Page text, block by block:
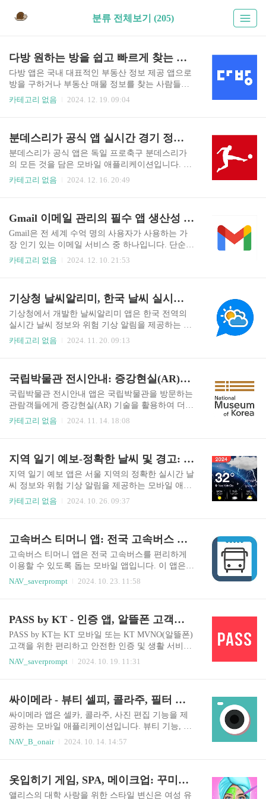
분류 전체보기 (205)
다방 원하는 방을 쉽고 빠르게 찾는 부동산 앱
다방 앱은 국내 대표적인 부동산 정보 제공 앱으로
방을 구하거나 부동산 매물 정보를 찾는 사람들에
게 편리하고 다양한 기능을 제공합니다. 직관적인
시각 자료를 통해 실제 매물의 상태를 보다 정확하
게 파악하는 데 도움을 줍니다. 뿐만 아니라 다방
앱은 단순한 매물 정보 검색을 넘어 다양한 부가 기
능을 제공하여 사용자 경험을 향상시키고 있습니
다. 예를 들어 실시간 채팅 기능을 통해 부동산 중
해 원하는 매물을 놓치지 않고 효율적으로 관리할
수 있습니다. 또한 주변 지역의 부동..
카테고리 없음 2024. 12. 19. 09:04
분데스리가 공식 앱 실시간 경기 정보 통계 뉴스 완벽 가이드
분데스리가 공식 앱은 독일 프로축구 분데스리가
의 모든 것을 담은 모바일 애플리케이션입니다. 실
시간 경기 중계는 물론이고 경기 결과 선수 통계 하
게 느낄 수 있도록 다양한 기능과 풍부한 콘텐츠를
제공합니다. 선호하는 팀을 선택하여 맞춤형 뉴스
와 알림을 받아볼 수 있으며 경기 일정을 미리 확인
하고 알림 설정을 통해 경기 시작 시간을 놓치지 않
도록 도와줍니다. 경기 중에는 실시간 점수 변화와
수들의 상세 통계를 제공하여 각 선수의 능력과 활
약상을 꼼꼼하게 분석하고 비교..
카테고리 없음 2024. 12. 16. 20:49
Gmail 이메일 관리의 필수 앱 생산성 향상을 위한 최고의 선택
Gmail은 전 세계 수억 명의 사용자가 사용하는 가
장 인기 있는 이메일 서비스 중 하나입니다. 단순한
이메일 전송과 수신을 넘어 강력한 기능들을 제공
친화적인 인터페이스와 다양한 기능들을 통해 효
율적인 이메일 관리를 지원합니다. Gmail 앱을 사
용하면 언제 어디서든 중요한 이메일을 빠르게 확
인하고 답장할 수 있으며 첨부파일을 손쉽게 관리
하고 일정을 효과적으로 관리할 수 있습니다. 또한
앱은 단순한 이메일 관리 도구를 넘어 효율적인 업
무 환경을 조성하는 데 중요한 역..
카테고리 없음 2024. 12. 10. 21:53
기상청 날씨알리미, 한국 날씨 실시간 정보와 위험 기상 알림
기상청에서 개발한 날씨알리미 앱은 한국 전역의
실시간 날씨 정보와 위험 기상 알림을 제공하는 모
바일 애플리케이션입니다. 이 앱은 사용자에게 정
만 아니라, 사용자가 원하는 지역의 날씨 정보를 선
택적으로 제공합니다. 또한, 시간대별, 주간, 월간
날씨 예보를 제공하며, 강수량, 기온, 풍속, 습도,
자외선 지수 등 다양한 기상 정보를 제공합니다.특
히, 위험 기상 상황 발생 시, 앱을 통해 실시간으로
앱은 사용자에게 필요한 정보와 안전 수칙을 제공
하며, 재해 예방에 도..
카테고리 없음 2024. 11. 20. 09:13
국립박물관 전시안내: 증강현실(AR)과 함께 떠나는 박물관 여행
국립박물관 전시안내 앱은 국립박물관을 방문하는
관람객들에게 증강현실(AR) 기술을 활용하여 더욱
풍성하고 몰입감 넘치는 전시 관람 경험을 제공합
있도록 돕습니다. 특히 증강현실 기능을 통해 유물
을 실제로 보는 듯한 생동감을 느낄 수 있으며, 전
시에 대한 이해도를 높이고, 교육적 효과를 극대화
합니다. 또한, 앱을 통해 박물관 내 편의 시설 정보,
전시 일정, 관람 안내 등 유용한 정보를 얻을 수 있
시안내 앱은 국립중앙박물관, 국립고궁박물관, 국
립민속박물관 등 ..
카테고리 없음 2024. 11. 14. 18:08
지역 일기 예보-정확한 날씨 및 경고: 서울 날씨 실시간 확인 및 위험 기상 알림
지역 일기 예보 앱은 서울 지역의 정확한 실시간 날
씨 정보와 위험 기상 알림을 제공하는 모바일 애플
리케이션입니다. 이 앱은 사용자에게 필요한 날씨
시간별 예보, 일별 예보, 주간 예보 등 다양한 날씨
정보를 확인할 수 있습니다. 또한, 강풍, 폭우, 폭설
등 위험 기상 상황 발생 시 푸시 알림을 통해 신속
뿐만 아니라, 앱은 사용자의 위치 정보를 기반으로
인할 수 있습니다.기본 정보지역 일기 예보 앱은 서
울 지역의 날..
카테고리 없음 2024. 10. 26. 09:37
고속버스 티머니 앱: 전국 고속버스 예매, 결제, 탑승, 한 번에 해결!
고속버스 티머니 앱은 전국 고속버스를 편리하게
이용할 수 있도록 돕는 모바일 앱입니다. 이 앱은
고속버스 예매, 결제, 탑승까지 한 번에 처리할 수
있어 종이 승차권 없이 간편하게 고속버스를 이용
사람들에게 유용한 앱입니다. 고속버스 티머니 앱
은 전국고속버스조합(KOBUS)과 전국여객자동차
터미널사업자협회(이지티켓)의 공식 앱으로 신뢰
티머니 앱은 사용자 편의를 위해 다양한 기능을 제
좌석을 선택할 수 있습니다. 또한, 모바일 결제 기
능을 통해 간편하게 결제를 진행할 ..
NAV_saverprompt 2024. 10. 23. 11:58
PASS by KT - 인증 앱, 알뜰폰 고객을 위한 필수 앱
PASS by KT는 KT 모바일 또는 KT MVNO(알뜰폰)
고객을 위한 편리하고 안전한 인증 및 생활 서비스
앱입니다. 휴대폰 인증, 결제, 운전면허증 및 주민
등록증 모바일 확인, 전자서명 인증, 금융상품 비교
한 인증 앱을 넘어 사용자의 금융 생활을 지원하는
종합적인 플랫폼으로 발전하고 있습니다. 앱을 통
해 다양한 금융 상품 비교 및 추천 서비스를 제공하
있습니다.PASS by KT는 KT 통신 네트워크 기반의
사용자 친화적인 인터페이스를 통해 누구나 쉽고 ..
NAV_saverprompt 2024. 10. 19. 11:31
싸이메라 - 뷰티 셀피, 콜라주, 필터 카메라: 사진 편집 어플, 디시
싸이메라 앱은 셀카, 콜라주, 사진 편집 기능을 제
공하는 모바일 애플리케이션입니다. 뷰티 기능, 다
양한 필터 및 효과, 콜라주 템플릿, 사진 편집 도구
용자들에게 인기를 얻고 있습니다. 특히 셀카를 위
한 뷰티 기능은 피부톤 보정, 주름 제거, 눈 확대 등
NAV_B_onair 2024. 10. 14. 14:57
옷입히기 게임, SPA, 메이크업: 꾸미기와 패션 - 앨리스의 대학 사랑을 위한 스타일 변신
앨리스의 대학 사랑을 위한 스타일 변신은 여성 유